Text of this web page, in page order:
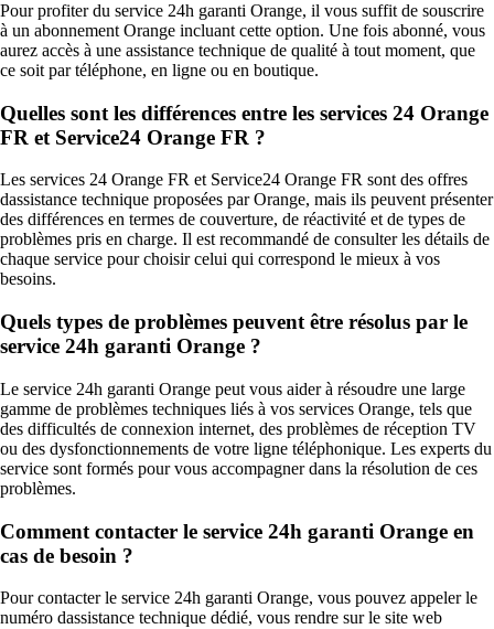
Pour profiter du service 24h garanti Orange, il vous suffit de souscrire
à un abonnement Orange incluant cette option. Une fois abonné, vous
aurez accès à une assistance technique de qualité à tout moment, que
ce soit par téléphone, en ligne ou en boutique.
Quelles sont les différences entre les services 24 Orange
FR et Service24 Orange FR ?
Les services 24 Orange FR et Service24 Orange FR sont des offres
dassistance technique proposées par Orange, mais ils peuvent présenter
des différences en termes de couverture, de réactivité et de types de
problèmes pris en charge. Il est recommandé de consulter les détails de
chaque service pour choisir celui qui correspond le mieux à vos
besoins.
Quels types de problèmes peuvent être résolus par le
service 24h garanti Orange ?
Le service 24h garanti Orange peut vous aider à résoudre une large
gamme de problèmes techniques liés à vos services Orange, tels que
des difficultés de connexion internet, des problèmes de réception TV
ou des dysfonctionnements de votre ligne téléphonique. Les experts du
service sont formés pour vous accompagner dans la résolution de ces
problèmes.
Comment contacter le service 24h garanti Orange en
cas de besoin ?
Pour contacter le service 24h garanti Orange, vous pouvez appeler le
numéro dassistance technique dédié, vous rendre sur le site web